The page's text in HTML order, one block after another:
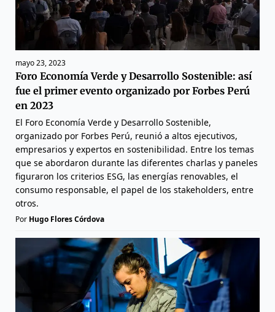
mayo 23, 2023
Foro Economía Verde y Desarrollo Sostenible: así
fue el primer evento organizado por Forbes Perú
en 2023
El Foro Economía Verde y Desarrollo Sostenible,
organizado por Forbes Perú, reunió a altos ejecutivos,
empresarios y expertos en sostenibilidad. Entre los temas
que se abordaron durante las diferentes charlas y paneles
figuraron los criterios ESG, las energías renovables, el
consumo responsable, el papel de los stakeholders, entre
otros.
Por Hugo Flores Córdova